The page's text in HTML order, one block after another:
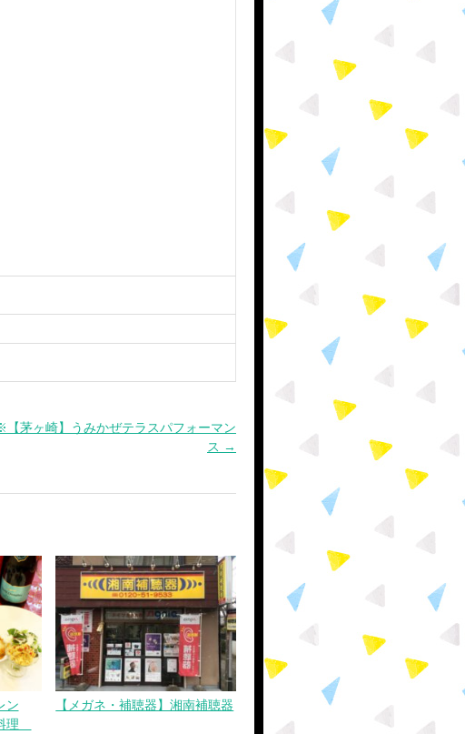
茅ヶ崎】うみかぜテラスパフォーマン
ス →
ン
理
【メガネ・補聴器】湘南補聴器